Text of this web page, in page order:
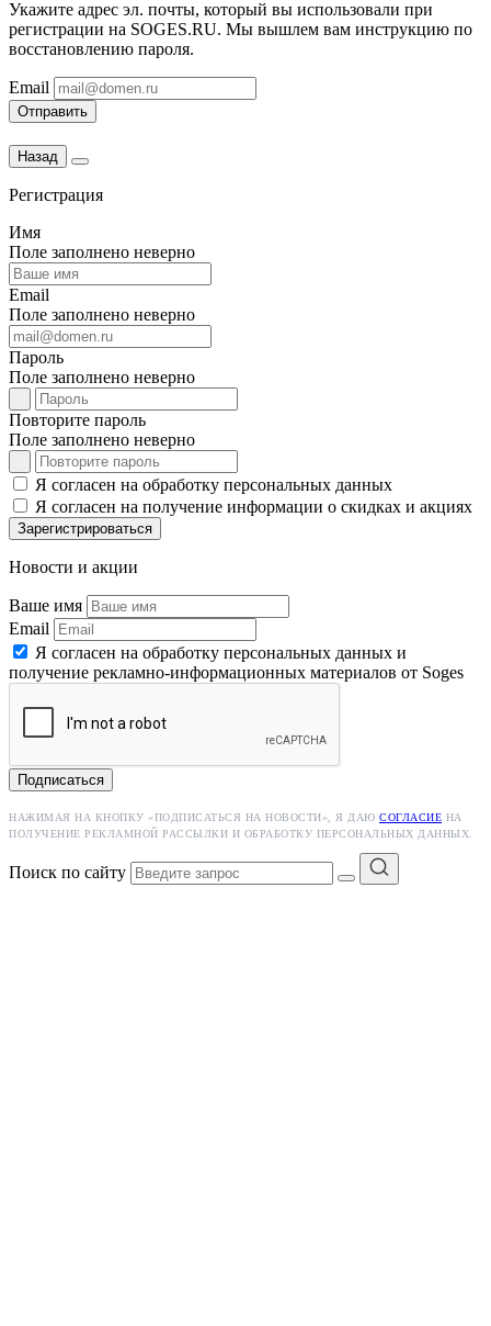
Укажите адрес эл. почты, который вы использовали при
регистрации на SOGES.RU. Мы вышлем вам инструкцию по
восстановлению пароля.
Email
Отправить
Назад
Регистрация
Имя
Поле заполнено неверно
Email
Поле заполнено неверно
Пароль
Поле заполнено неверно
Повторите пароль
Поле заполнено неверно
Я согласен на обработку персональных данных
Я согласен на получение информации о скидках и акциях
Зарегистрироваться
Новости и акции
Ваше имя
Email
Я согласен на обработку персональных данных и
получение рекламно-информационных материалов от Soges
Подписаться
НАЖИМАЯ НА КНОПКУ «ПОДПИСАТЬСЯ НА НОВОСТИ», Я ДАЮ СОГЛАСИЕ НА
ПОЛУЧЕНИЕ РЕКЛАМНОЙ РАССЫЛКИ И ОБРАБОТКУ ПЕРСОНАЛЬНЫХ ДАННЫХ.
Поиск по сайту